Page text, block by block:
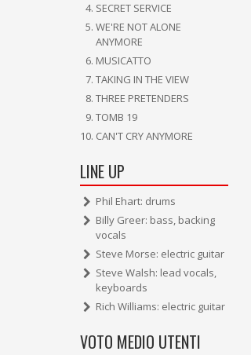
SECRET SERVICE
WE'RE NOT ALONE
ANYMORE
MUSICATTO
TAKING IN THE VIEW
THREE PRETENDERS
TOMB 19
CAN'T CRY ANYMORE
LINE UP
Phil Ehart: drums
Billy Greer: bass, backing
vocals
Steve Morse: electric guitar
Steve Walsh: lead vocals,
keyboards
Rich Williams: electric guitar
VOTO MEDIO UTENTI